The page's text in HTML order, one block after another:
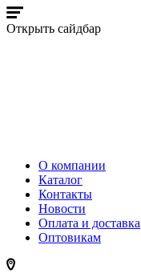
Открыть сайдбар
О компании
Каталог
Контакты
Новости
Оплата и доставка
Оптовикам